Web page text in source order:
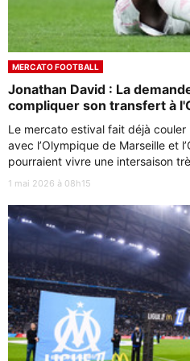
MERCATO FOOTBALL
Jonathan David : La
compliquer son transfert à
Le mercato estival fait déjà couler
avec l’Olympique de Marseille et
pourraient vivre une intersaison
1 mai 2026 à 08h15